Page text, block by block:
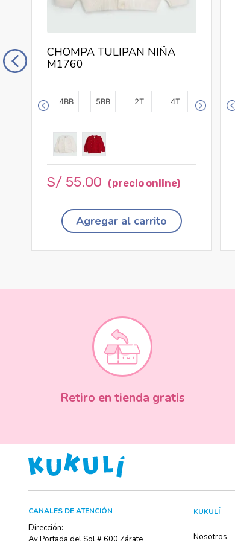
4BB 5BB 2T 4T
CHOMPA TULIPAN NIÑA
M1760
S/ 55.00
Agregar al carrito
Retiro en tienda gratis
CANALES DE ATENCIÓN
Dirección:
KUKULÍ
Nosotros